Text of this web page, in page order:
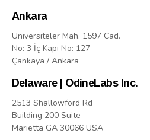
Ankara
Üniversiteler Mah. 1597 Cad.
No: 3 İç Kapı No: 127
Çankaya / Ankara
Delaware | OdineLabs Inc.
2513 Shallowford Rd
Building 200 Suite
Marietta GA 30066 USA